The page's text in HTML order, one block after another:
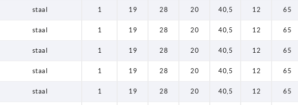
staal 1 19 28 20 40,5 12 65
staal 1 19 28 20 40,5 12 65
staal 1 19 28 20 40,5 12 65
staal 1 19 28 20 40,5 12 65
staal 1 19 28 20 40,5 12 65